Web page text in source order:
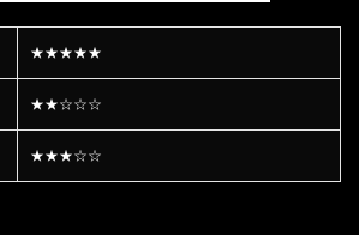
★★★★★
★★☆☆☆
★★★☆☆